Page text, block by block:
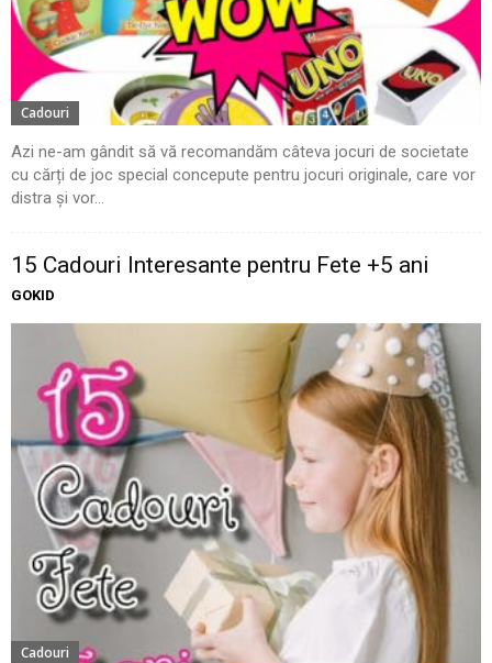
Cadouri
Azi ne-am gândit să vă recomandăm câteva jocuri de societate
cu cărți de joc special concepute pentru jocuri originale, care vor
distra și vor...
15 Cadouri Interesante pentru Fete +5 ani
GOKID
Cadouri